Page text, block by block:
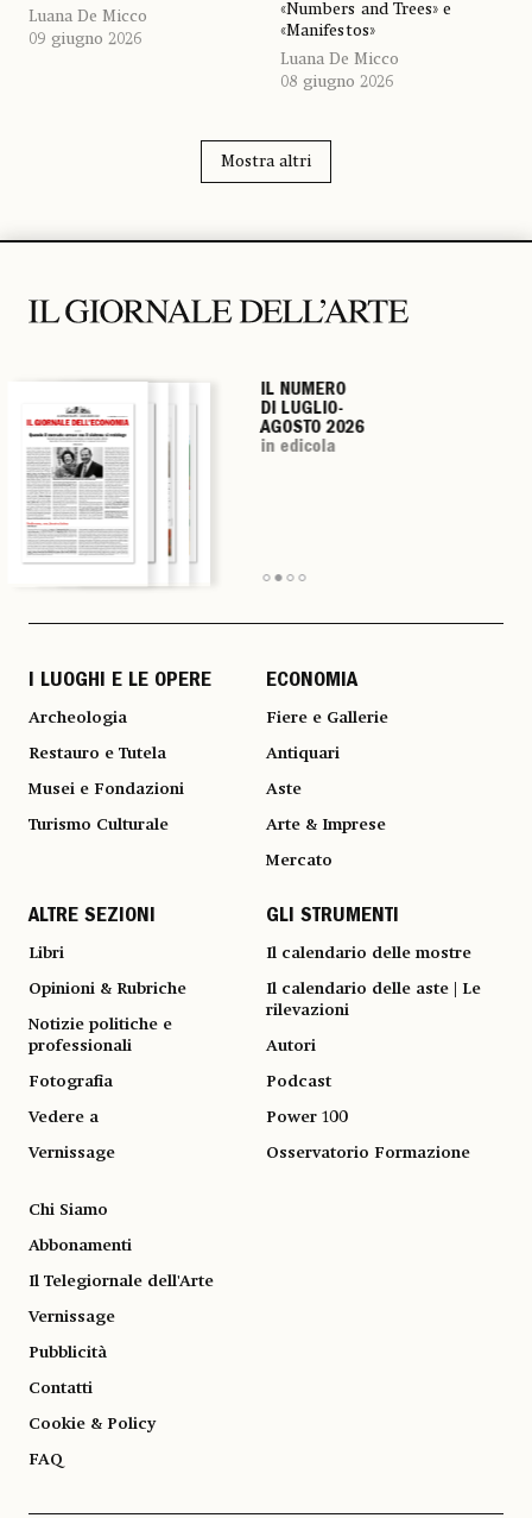
Luana De Micco
09 giugno 2026
«Numbers and Trees» e
«Manifestos»
Luana De Micco
08 giugno 2026
Mostra altri
IL NUMERO
DI LUGLIO-
AGOSTO 2026
in edicola
IL NUMERO
DI LUGLIO-
AGOSTO 2026
in edicola
IL NUMERO
DI LUGLIO-
AGOSTO 2026
in edicola
IL NUMERO
DI LUGLIO-
AGOSTO 2026
in edicola
I LUOGHI E LE OPERE
Archeologia
Restauro e Tutela
Musei e Fondazioni
Turismo Culturale
ECONOMIA
Fiere e Gallerie
Antiquari
Aste
Arte & Imprese
Mercato
ALTRE SEZIONI
Libri
Opinioni & Rubriche
Notizie politiche e
professionali
Fotografia
Vedere a
Vernissage
GLI STRUMENTI
Il calendario delle mostre
Il calendario delle aste | Le
rilevazioni
Autori
Podcast
Power 100
Osservatorio Formazione
Chi Siamo
Abbonamenti
Il Telegiornale dell'Arte
Vernissage
Pubblicità
Contatti
Cookie & Policy
FAQ